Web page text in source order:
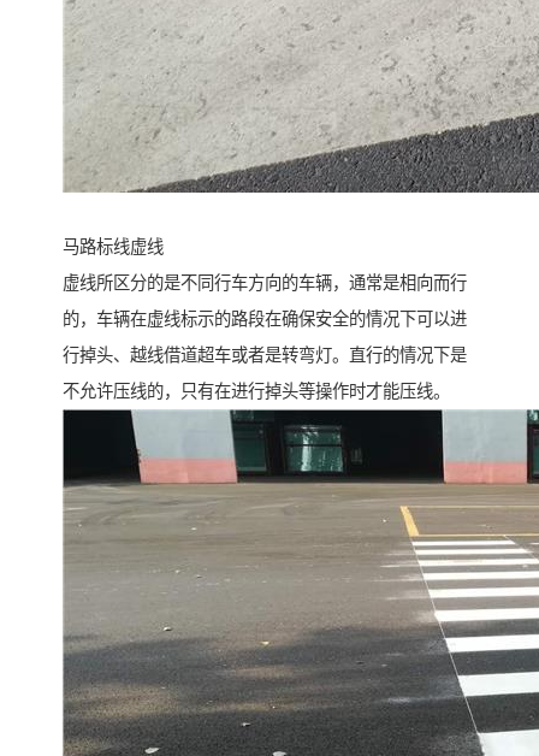
马路标线虚线
虚线所区分的是不同行车方向的车辆，通常是相向而行
的，车辆在虚线标示的路段在确保安全的情况下可以进
行掉头、越线借道超车或者是转弯灯。直行的情况下是
不允许压线的，只有在进行掉头等操作时才能压线。